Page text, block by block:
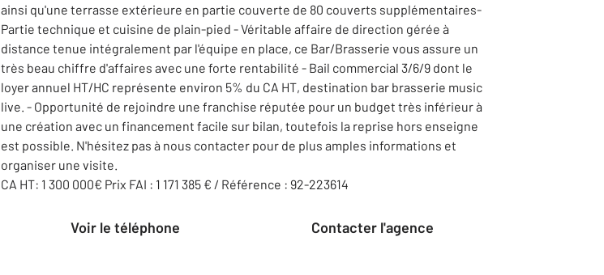
ainsi qu'une terrasse extérieure en partie couverte de 80 couverts supplémentaires-
Partie technique et cuisine de plain-pied - Véritable affaire de direction gérée à
distance tenue intégralement par l'équipe en place, ce Bar/Brasserie vous assure un
très beau chiffre d'affaires avec une forte rentabilité - Bail commercial 3/6/9 dont le
loyer annuel HT/HC représente environ 5% du CA HT, destination bar brasserie music
live. - Opportunité de rejoindre une franchise réputée pour un budget très inférieur à
une création avec un financement facile sur bilan, toutefois la reprise hors enseigne
est possible. N'hésitez pas à nous contacter pour de plus amples informations et
organiser une visite.
CA HT: 1 300 000€ Prix FAI : 1 171 385 € / Référence : 92-223614
Voir le téléphone Contacter l'agence